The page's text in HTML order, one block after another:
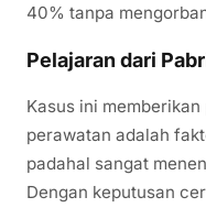
40% tanpa
Pelajaran dari
Kasus ini
perawatan adalah
padahal sangat
Dengan keputusan